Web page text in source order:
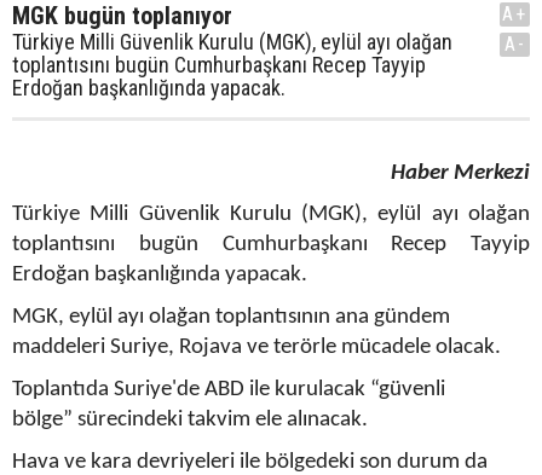
MGK bugün toplanıyor
Türkiye Milli Güvenlik Kurulu (MGK), eylül ayı olağan
toplantısını bugün Cumhurbaşkanı Recep Tayyip
Erdoğan başkanlığında yapacak.
A+
A-
Haber Merkezi
Türkiye Milli Güvenlik Kurulu (MGK), eylül ayı olağan
toplantısını bugün Cumhurbaşkanı Recep Tayyip
Erdoğan başkanlığında yapacak.
MGK, eylül ayı olağan toplantısının ana gündem
maddeleri Suriye, Rojava ve terörle mücadele olacak.
Toplantıda Suriye'de ABD ile kurulacak “güvenli
bölge” sürecindeki takvim ele alınacak.
Hava ve kara devriyeleri ile bölgedeki son durum da